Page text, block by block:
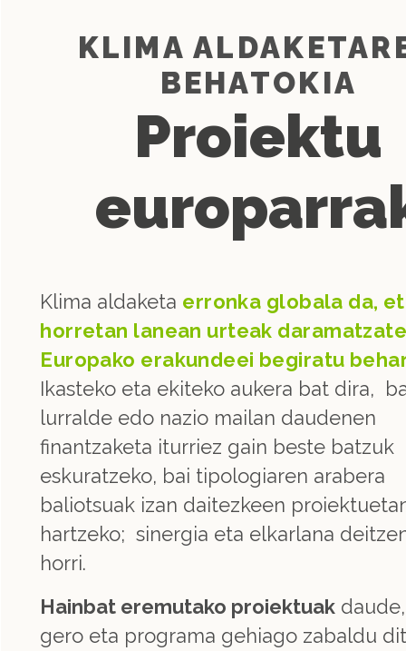
KLIMA
BEHATOKIA
Proiektu
Klima aldaketa erronka globala da,
horretan lanean urteak
Europako erakundeei begiratu
Ikasteko eta ekiteko aukera bat dira,
lurralde edo nazio mailan daudenen
finantzaketa iturriez gain beste batzuk
eskuratzeko, bai tipologiaren arabera
baliotsuak izan daitezkeen
hartzeko; sinergia eta elkarlana
horri.
Hainbat eremutako proiektuak
gero eta programa gehiago zabaldu